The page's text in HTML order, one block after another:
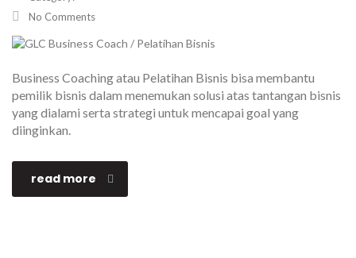
No Comments
Business Coaching atau Pelatihan Bisnis bisa membantu
pemilik bisnis dalam menemukan solusi atas tantangan bisnis
yang dialami serta strategi untuk mencapai goal yang
diinginkan.
read more